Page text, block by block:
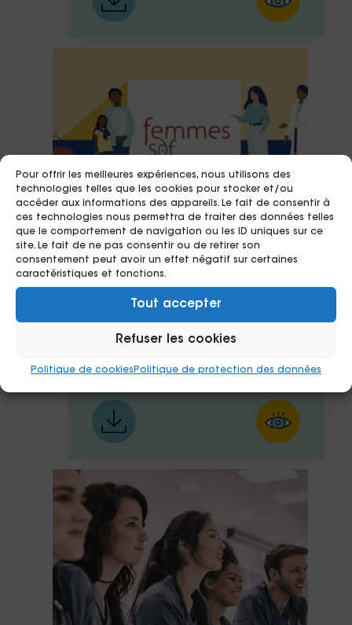
Pour offrir les meilleures expériences, nous utilisons des
technologies telles que les cookies pour stocker et/ou
accéder aux informations des appareils. Le fait de consentir à
ces technologies nous permettra de traiter des données telles
que le comportement de navigation ou les ID uniques sur ce
site. Le fait de ne pas consentir ou de retirer son
consentement peut avoir un effet négatif sur certaines
caractéristiques et fonctions.
Tout accepter
Refuser les cookies
Politique de cookies Politique de protection des données
30/06/2026
Infographie de l’évaluation
d’impact social de Femmes